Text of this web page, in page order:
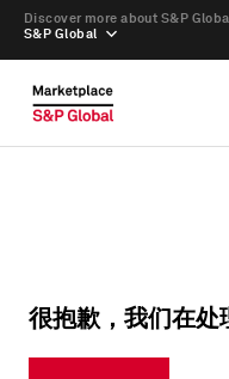
S&P Global
Discover more about S&P
很抱歉，我们在处